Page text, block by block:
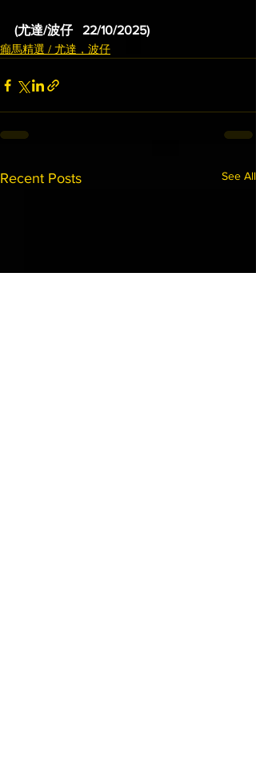
(尤達/波仔   22/10/2025)
癲馬精選 / 尤達，波仔
Recent Posts See All